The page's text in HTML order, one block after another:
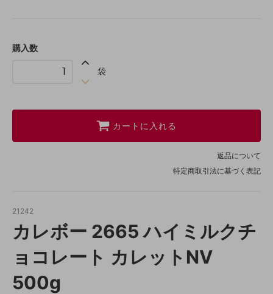
購入数
袋
カートに入れる
返品について
特定商取引法に基づく表記
21242
カレボー 2665 ハイミルクチ
ョコレート カレットNV
500g